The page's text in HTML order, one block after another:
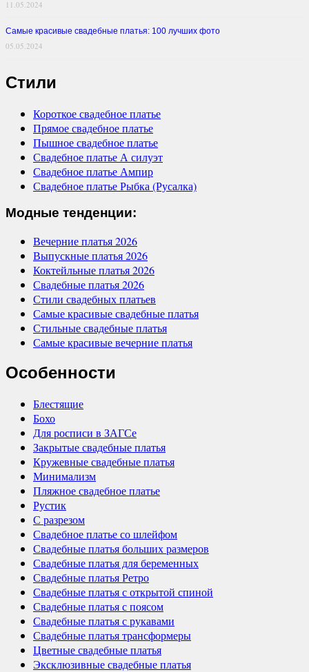
11.05.2024
Самые красивые свадебные платья: 100 лучших фото
05.05.2024
Стили
Короткое свадебное платье
Прямое свадебное платье
Пышное свадебное платье
Свадебное платье А силуэт
Свадебное платье Ампир
Свадебное платье Рыбка (Русалка)
Модные тенденции:
Вечерние платья 2026
Выпускные платья 2026
Коктейльные платья 2026
Свадебные платья 2026
Стили свадебных платьев
Самые красивые свадебные платья
Стильные свадебные платья
Самые красивые вечерние платья
Особенности
Блестящие
Бохо
Для росписи в ЗАГСе
Закрытые свадебные платья
Кружевные свадебные платья
Минимализм
Пляжное свадебное платье
Рустик
С разрезом
Свадебное платье со шлейфом
Свадебные платья больших размеров
Свадебные платья для беременных
Свадебные платья Ретро
Свадебные платья с открытой спиной
Свадебные платья с поясом
Свадебные платья с рукавами
Свадебные платья трансформеры
Цветные свадебные платья
Эксклюзивные свадебные платья